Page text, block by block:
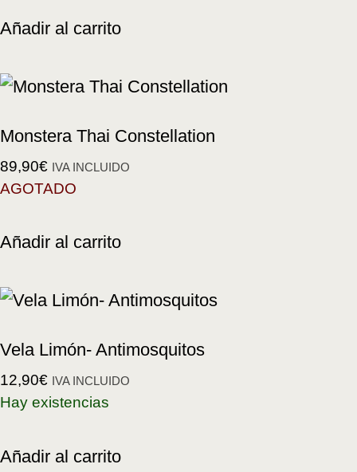
Añadir al carrito
Monstera Thai Constellation
89,90€ IVA INCLUIDO
AGOTADO
Añadir al carrito
Vela Limón- Antimosquitos
12,90€ IVA INCLUIDO
Hay existencias
Añadir al carrito